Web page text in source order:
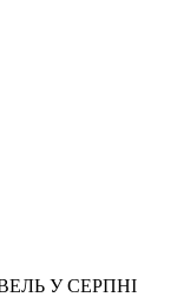
У СЕРПНІ